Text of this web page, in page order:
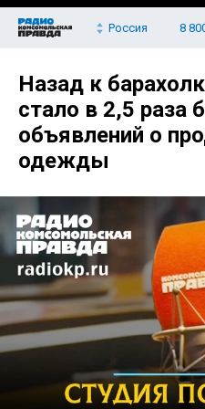
Россия 8
Назад к
стало в 2,5 раза
объявлений о
одежды